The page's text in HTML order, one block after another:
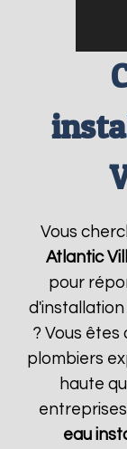
Vous
Atlantic
pour
? Vous
plombiers
haute
eau